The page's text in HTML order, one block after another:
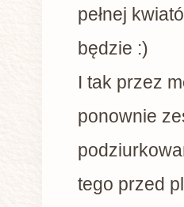
pełnej
będzie :)
I tak przez
ponownie
tego przed